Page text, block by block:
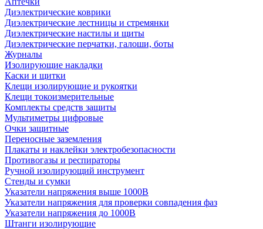
Диэлектрические коврики
Диэлектрические лестницы и стремянки
Диэлектрические настилы и щиты
Диэлектрические перчатки, галоши, боты
Журналы
Изолирующие накладки
Каски и щитки
Клещи изолирующие и рукоятки
Клещи токоизмерительные
Комплекты средств защиты
Мультиметры цифровые
Очки защитные
Переносные заземления
Плакаты и наклейки электробезопасности
Противогазы и респираторы
Ручной изолирующий инструмент
Стенды и сумки
Указатели напряжения выше 1000В
Указатели напряжения для проверки совпадения фаз
Указатели напряжения до 1000В
Штанги изолирующие